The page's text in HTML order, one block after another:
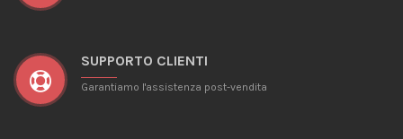
SUPPORTO CLIENTI
Garantiamo l'assistenza post-vendita